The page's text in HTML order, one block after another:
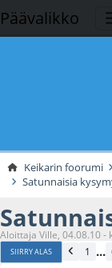
Päävalikko
Keikarin foorumi
Satunnaisia
Aloittaja Ville, 04.08.10 -
SIIRRY ALAS 1 ...